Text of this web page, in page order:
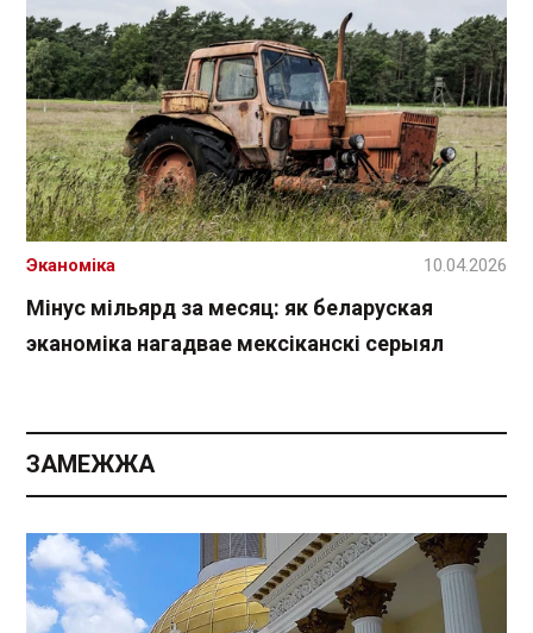
Мінус мільярд за месяц: як беларуская
эканоміка нагадвае мексіканскі серыял
Эканоміка 10.04.2026
ЗАМЕЖЖА